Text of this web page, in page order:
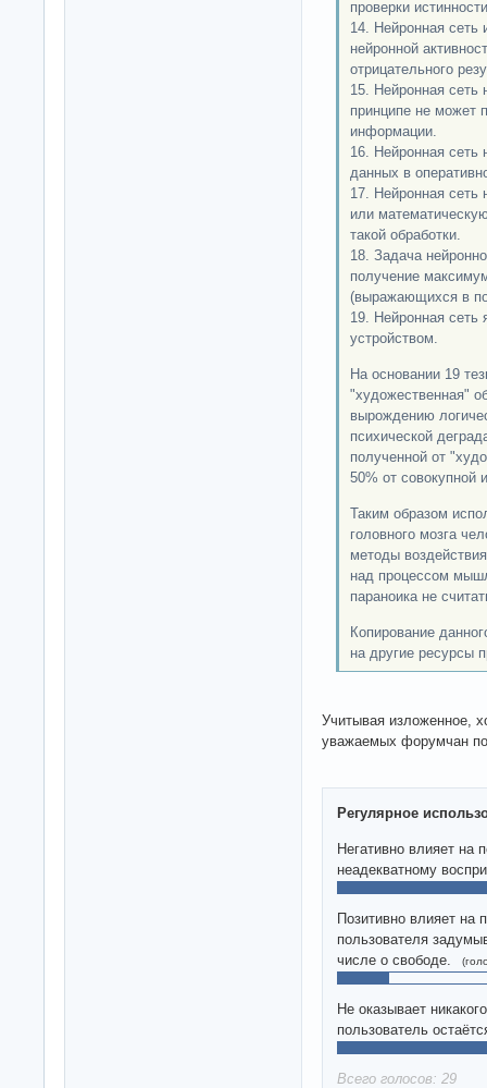
проверки
14. Нейронная сеть
нейронной
отрицательного
15. Нейронная сеть
принципе не может
информации.
16. Нейронная сеть
данных в
17. Нейронная сеть
или
такой обработки.
18. Задача
получение
(выражающихся в
19. Нейронная
устройством.
На основании 19
"художественная"
вырождению
психической
полученной от
50% от совокупной
Таким образом
головного мозга
методы
над процессом
параноика не
Копирование
на другие ресурсы
Учитывая изложенное,
уважаемых форумчан
Регулярное
Негативно влияет на
неадекватному
Позитивно влияет на
пользователя
числе о свободе.
Не оказывает
пользователь
Всего голосов: 29